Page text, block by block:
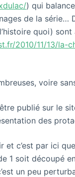
) qui
de la
quoi)
2010/11/13/la-
voire
publié sur le
des
et c’est par ici
1 soit découpé
un peu